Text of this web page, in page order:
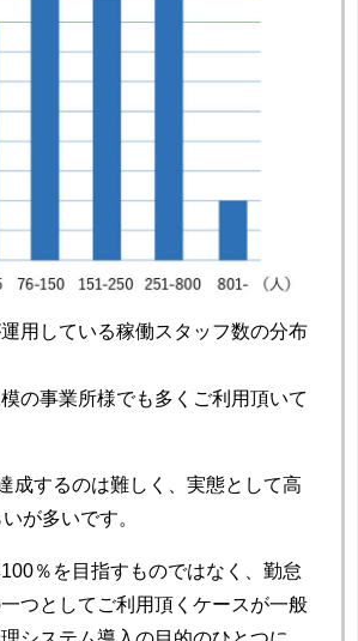
運用している稼働スタッフ数の分布
の事業所様でも多くご利用頂いて
成するのは難しく、実態として高
が多いです。
％を目指すものではなく、勤怠
つとしてご利用頂くケースが一般
システム導入の目的のひとつに